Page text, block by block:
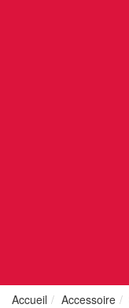
Accueil Accessoire